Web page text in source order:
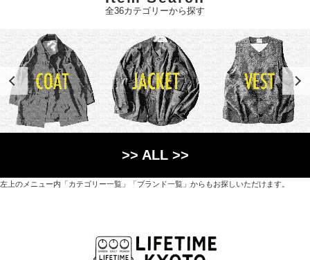
全36カテゴリーから探す
>> ALL >>
左上のメニュー内「カテゴリー一覧」「ブランド一覧」からもお探しいただけます。
オリジナルを含むファッションアイテムが中心の
京都・紫野にあるライフスタイルショップです。